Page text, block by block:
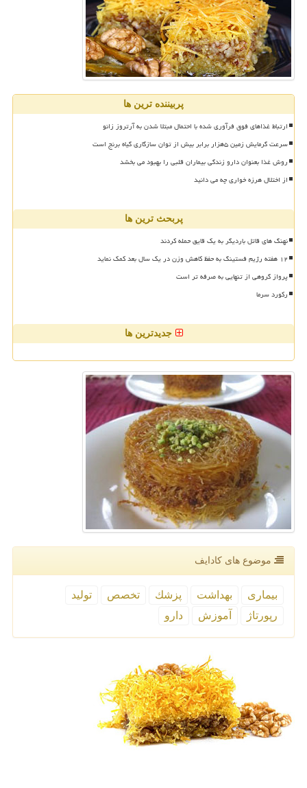
پربیننده ترین ها
ارتباط غذاهای فوق فرآوری شده با احتمال مبتلا شدن به آرتروز زانو
سرعت گرمایش زمین ۵هزار برابر بیش از توان سازگاری گیاه برنج است
روش غذا بعنوان دارو زندگی بیماران قلبی را بهبود می بخشد
از اختلال هرزه خواری چه می دانید
پربحث ترین ها
نهنگ های قاتل باردیگر به یک قایق حمله کردند
۱۲ هفته رژیم فستینگ به حفظ کاهش وزن در یک سال بعد کمک نماید
پرواز گروهی از تنهایی به صرفه تر است
رکورد سرما
جدیدترین ها
موضوع های كادایف
بیماری بهداشت پزشك تخصص
تولید
رپورتاژ
آموزش دارو